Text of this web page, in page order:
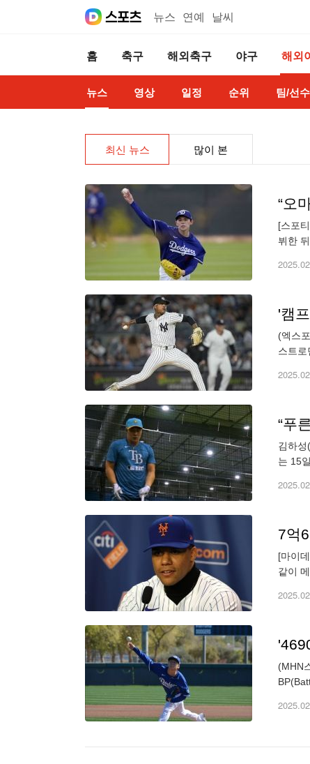
뉴스 연예 날씨
홈 축구 해외축구 야구 해외
뉴스 영상 일정 순위 팀/선수
최신 뉴스 많이 본
“오
[스포
뷔한
'캠
(엑스
스트로
김하
는 15
[마이
같이
(MHN